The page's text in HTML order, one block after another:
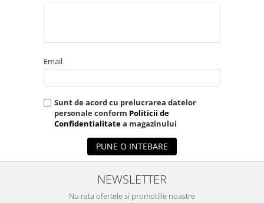
Email
Sunt de acord cu prelucrarea datelor
personale conform Politicii de
Confidentialitatea magazinului
PUNE O INTEBARE
NEWSLETTER
Nu rata ofertele si promotiile noastre